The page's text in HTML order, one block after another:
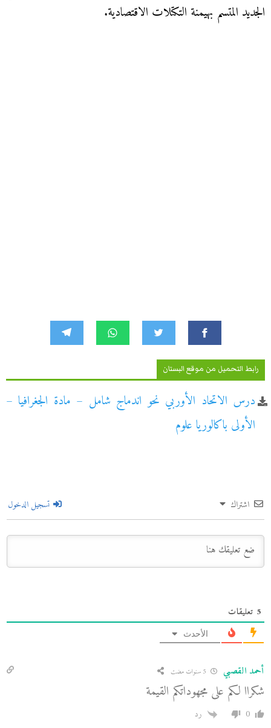
الجديد المتسم بهيمنة التكتلات الاقتصادية.
رابط التحميل من موقع البستان
درس الاتحاد الأوربي نحو اندماج شامل – مادة الجغرافيا –
الأولى باكالوريا علوم
اشتراك تسجيل الدخول
5 تعليقات
الأحدث
أحمد القصبي
شكراا لكم على مجهوداتكم القيمة
0 رد